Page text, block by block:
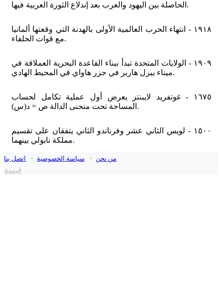
الحاصلة بين اليهود والعرب بعد إندلاع الثورة العربية فيها.
١٩١٨ - انتهاء الحرب العالمية الأولى بالهدنة التي وقعتها ألمانيا
مع قوات الحلفاء.
١٩٠٩ - الولايات المتحدة تبدأ ببناء القاعدة البحرية العملاقة في
ميناء بيرل هاربر في جزر هاواي في المحيط الهادي.
١٦٧٥ - غوتفريد لايبنتز يعرض أول عملية تكامل لحساب
المساحة تحت منحنى الدالة ص = د(س).
١٥٠٠ - لويس الثاني عشر وفرناندو الثاني يتفقان على تقسيم
مملكة نابولي بينهما.
من نحن • سياسة الخصوصية • اتصل بنا
قبسة